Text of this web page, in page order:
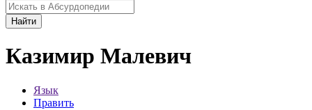
Найти
Казимир Малевич
Язык
Править